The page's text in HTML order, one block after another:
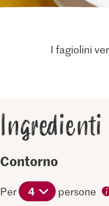
I fagiolini
Ingredienti
Contorno
Per 4 persone